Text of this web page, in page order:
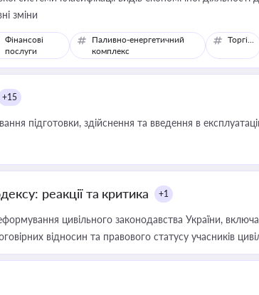
зміни
Фінансові
послуги
Паливно-енергетичний
комплекс
Торгівля
+15
підготовки, здійснення та введення в
реакції та критика +1
цивільного законодавства України,
відносин та правового статусу учасників